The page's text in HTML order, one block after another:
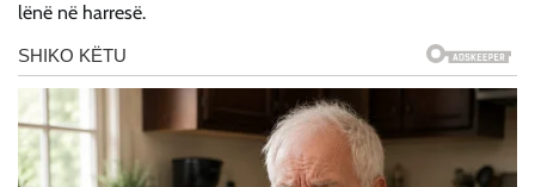
lënë në harresë.